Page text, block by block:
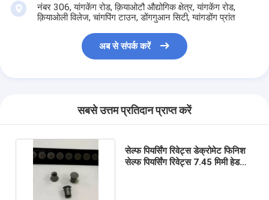
नंबर 306, यांगकेंग रोड, क़ियाओटौ औद्योगिक क्षेत्र, यांगकेंग रोड,
क़ियाओली विलेज, चांगपिंग टाउन, डोंगगुआन सिटी, ग्वांगडोंग प्रांत
अब से संपर्क करें
सबसे उत्तम प्रतिदान प्राप्त करें
सेल्फ पियर्सिंग रिवेट्स डेक्रोमेट फिनिश
सेल्फ पियर्सिंग रिवेट्स 7.45 मिमी हेड